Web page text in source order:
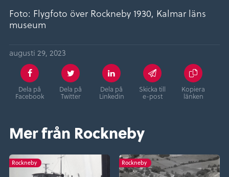
Foto: Flygfoto över Rockneby 1930, Kalmar läns
museum
augusti 29, 2023
Dela på
Facebook
Dela på
Twitter
Dela på
Linkedin
Skicka till
e-post
Kopiera
länken
Mer från Rockneby
Rockneby Rockneby